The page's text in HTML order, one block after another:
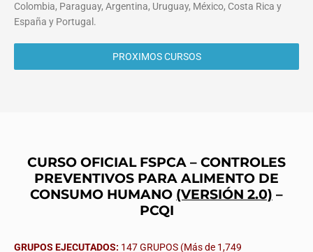
Colombia, Paraguay, Argentina, Uruguay, México, Costa Rica y
España y Portugal.
PROXIMOS CURSOS
CURSO OFICIAL FSPCA – CONTROLES
PREVENTIVOS PARA ALIMENTO DE
CONSUMO HUMANO (VERSIÓN 2.0) –
PCQI
GRUPOS EJECUTADOS: 147 GRUPOS (Más de 1,749